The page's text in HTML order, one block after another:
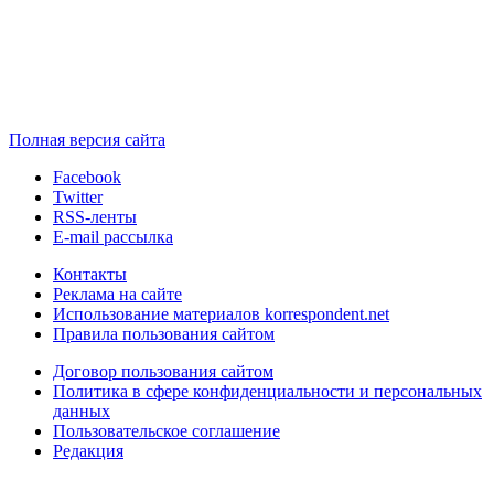
Полная версия сайта
Facebook
Twitter
RSS-ленты
E-mail рассылка
Контакты
Реклама на сайте
Использование материалов korrespondent.net
Правила пользования сайтом
Договор пользования сайтом
Политика в сфере конфиденциальности и персональных
данных
Пользовательское соглашение
Редакция